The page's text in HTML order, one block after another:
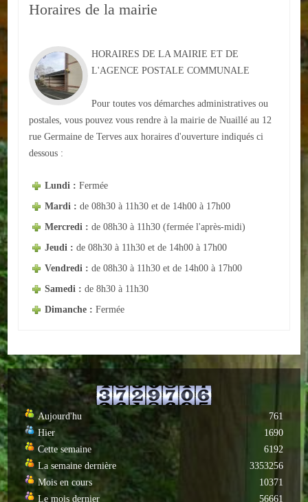
Urbanisme
Santé
Social
Arrêtes en cours
ECOLES
Ecole privée
Sportives
Loisirs et animations
Services
Culturelles
Parents d'élèves
Horaires de la mairie
HORAIRES DE LA MAIRIE ET DE
L'AGENCE POSTALE COMMUNALE
Pour toutes vos démarches administratives ou
postales, vous pouvez vous rendre à la mairie de Nuaillé au 12
rue Germaine de Terves aux horaires d'ouverture indiqués ci
dessous :
Lundi :Fermée
Mardi :de 08h30 à 11h30 et de 14h00 à 17h00
Mercredi :de 08h30 à 11h30 (fermée l'après-midi)
Jeudi :de 08h30 à 11h30 et de 14h00 à 17h00
Vendredi :de 08h30 à 11h30 et de 14h00 à 17h00
Samedi :de 8h30 à 11h30
Dimanche :Fermée
Aujourd'hu
Hier
Cette semaine
La semaine dernière
Mois en cours
Le mois dernier
761
1690
6192
3353256
10371
56661